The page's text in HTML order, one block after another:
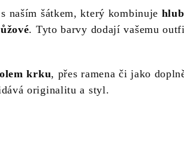
naším šátkem, který kombinuje
. Tyto barvy dodají vašemu
krku, přes ramena či jako
originalitu a styl.